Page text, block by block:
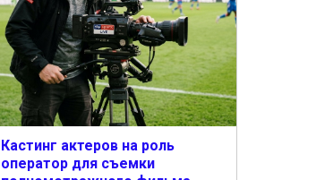
Кастинг актеров на роль
оператор для съемки